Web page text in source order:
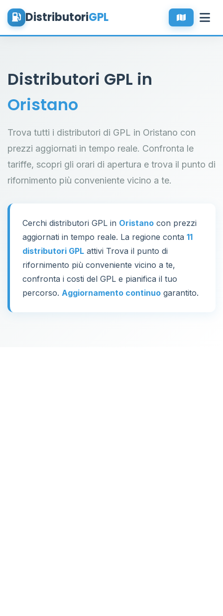
DistributoriGPL
Distributori GPL in
Oristano
Trova tutti i distributori di GPL in Oristano con
prezzi aggiornati in tempo reale. Confronta le
tariffe, scopri gli orari di apertura e trova il punto di
rifornimento più conveniente vicino a te.
Cerchi distributori GPL in Oristano con prezzi
aggiornati in tempo reale. La regione conta 11
distributori GPL attivi Trova il punto di
rifornimento più conveniente vicino a te,
confronta i costi del GPL e pianifica il tuo
percorso. Aggiornamento continuo garantito.